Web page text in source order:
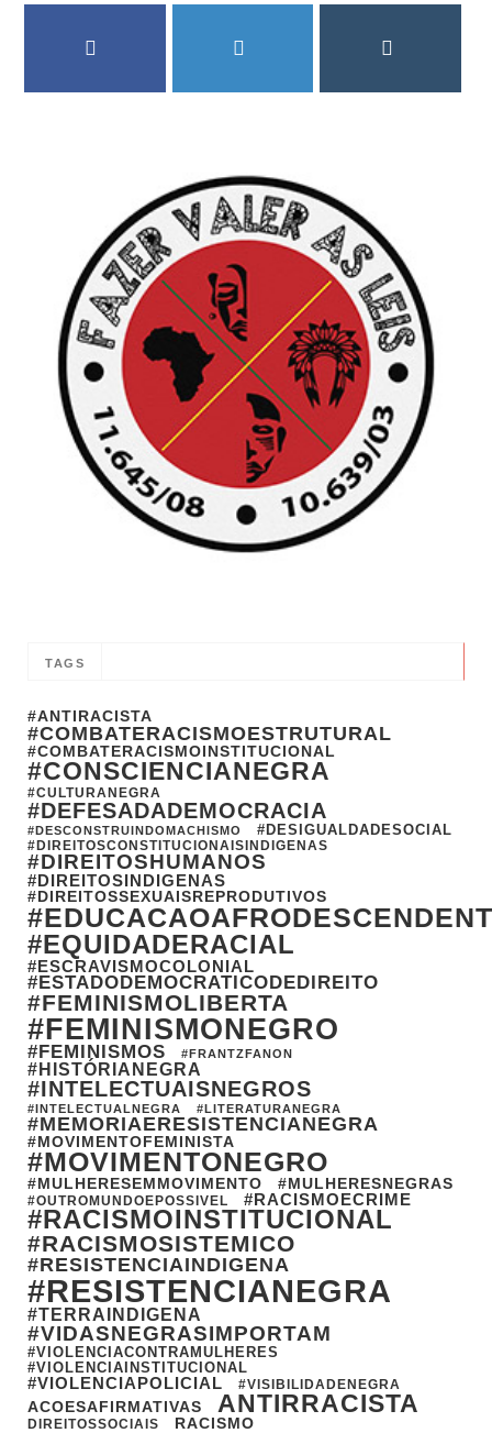
TAGS
#ANTIRACISTA
#COMBATERACISMOESTRUTURAL
#COMBATERACISMOINSTITUCIONAL
#CONSCIENCIANEGRA
#CULTURANEGRA
#DEFESADADEMOCRACIA
#DESCONSTRUINDOMACHISMO #DESIGUALDADESOCIAL
#DIREITOSCONSTITUCIONAISINDIGENAS
#DIREITOSHUMANOS
#DIREITOSINDIGENAS
#DIREITOSSEXUAISREPRODUTIVOS
#EQUIDADERACIAL
#ESCRAVISMOCOLONIAL
#ESTADODEMOCRATICODEDIREITO
#FEMINISMOLIBERTA
#FEMINISMONEGRO
#FEMINISMOS #FRANTZFANON
#HISTÓRIANEGRA
#INTELECTUAISNEGROS
#INTELECTUALNEGRA #LITERATURANEGRA
#MEMORIAERESISTENCIANEGRA
#MOVIMENTOFEMINISTA
#MOVIMENTONEGRO
#MULHERESEMMOVIMENTO #MULHERESNEGRAS
#OUTROMUNDOEPOSSIVEL #RACISMOECRIME
#RACISMOINSTITUCIONAL
#RACISMOSISTEMICO
#RESISTENCIAINDIGENA
#RESISTENCIANEGRA
#TERRAINDIGENA
#VIDASNEGRASIMPORTAM
#VIOLENCIACONTRAMULHERES
#VIOLENCIAINSTITUCIONAL
#VIOLENCIAPOLICIAL #VISIBILIDADENEGRA
ACOESAFIRMATIVAS ANTIRRACISTA
DIREITOSSOCIAIS RACISMO